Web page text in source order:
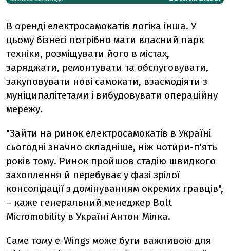
В оренді електросамокатів логіка інша. У
цьому бізнесі потрібно мати власний парк
техніки, розміщувати його в містах,
заряджати, ремонтувати та обслуговувати,
закуповувати нові самокати, взаємодіяти з
муніципалітетами і вибудовувати операційну
мережу.
"Зайти на ринок електросамокатів в Україні
сьогодні значно складніше, ніж чотири-п'ять
років тому. Ринок пройшов стадію швидкого
захоплення й перебуває у фазі зрілої
консолідації з домінуванням окремих гравців",
– каже генеральний менеджер Bolt
Micromobility в Україні Антон Мілка.
Саме тому e-Wings може бути важливою для